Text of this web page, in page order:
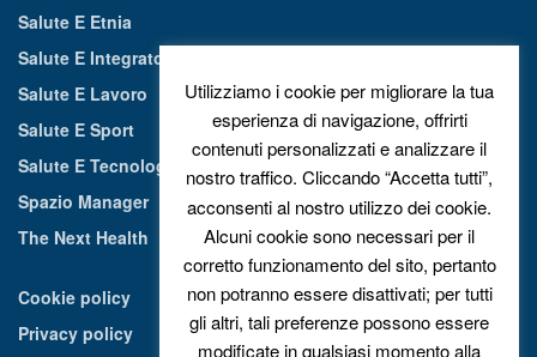
Salute E Etnia
Salute E Integratori Alimentari
Salute E Lavoro
Salute E Sport
Salute E Tecnologia
Spazio Manager
The Next Health
Cookie policy
Privacy policy
Utilizziamo i cookie per migliorare la tua
esperienza di navigazione, offrirti
contenuti personalizzati e analizzare il
nostro traffico. Cliccando “Accetta tutti”,
acconsenti al nostro utilizzo dei cookie.
Alcuni cookie sono necessari per il
corretto funzionamento del sito, pertanto
non potranno essere disattivati; per tutti
gli altri, tali preferenze possono essere
modificate in qualsiasi momento alla